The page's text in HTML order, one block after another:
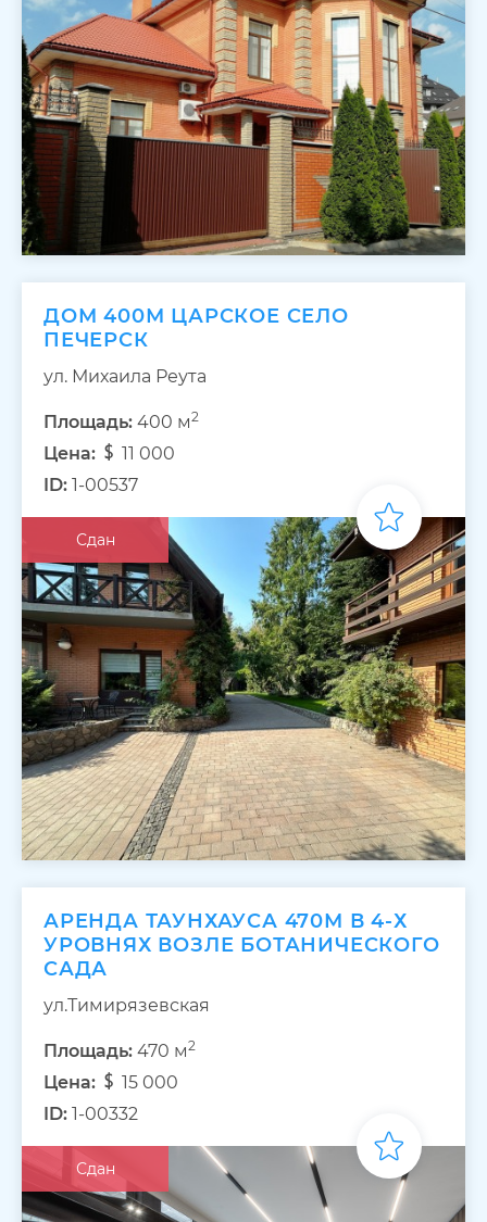
ДОМ 400М ЦАРСКОЕ СЕЛО
ПЕЧЕРСК
ул. Михаила Реута
Площадь: 400 м2
Цена:
11 000
ID: 1-00537
Сдан
АРЕНДА ТАУНХАУСА 470М В 4-Х
УРОВНЯХ ВОЗЛЕ БОТАНИЧЕСКОГО
САДА
ул.Тимирязевская
Площадь: 470 м2
Цена:
15 000
ID: 1-00332
Сдан